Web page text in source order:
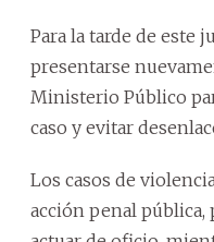
Para la tarde de este
presentarse
Ministerio Público
caso y evitar
Los casos de
acción penal pública,